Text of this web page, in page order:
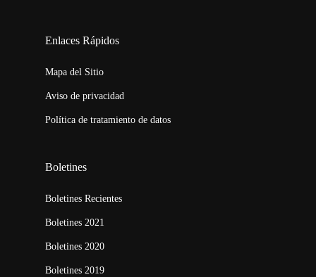
Enlaces Rápidos
Mapa del Sitio
Aviso de privacidad
Política de tratamiento de datos
Boletines
Boletines Recientes
Boletines 2021
Boletines 2020
Boletines 2019